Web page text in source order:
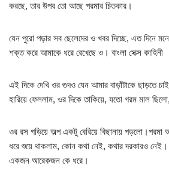
করছে, তার উপর তো আছে পরমার চিতকার।
যেন পুরো পড়ার সব ছেলেদের ও খবর দিচ্ছে, এত দিনে
শক্ত করে আমাকে ধরে রেখেছে ও। বাংলা সেক্স কাহিনী
এই দিকে দেখি ওর গুদও যেন আমার বাড়াঁটাকে ছাড়তে
হারিয়ে ফেললাম, ওর দিকে তাকিয়ে, যতো গরম মাল
ওর রস গড়িয়ে অল্প একটু বেরিয়ে বিছানায়
ধরে শুয়ে থাকলাম, কোন কথা নেই, কথার দরকারও নেই।
একজন আরেকজন কে ধরে।